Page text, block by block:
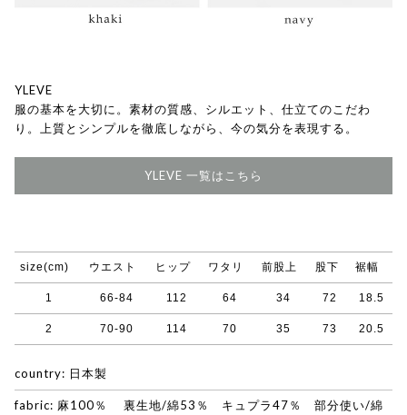
YLEVE
服の基本を大切に。素材の質感、シルエット、仕立てのこだわ
り。上質とシンプルを徹底しながら、今の気分を表現する。
YLEVE 一覧はこちら
size(cm) ウエスト ヒップ ワタリ 前股上 股下 裾幅
1 66-84 112 64 34 72 18.5
2 70-90 114 70 35 73 20.5
country: 日本製
fabric: 麻100％ 裏生地/綿53％ キュプラ47％ 部分使い/綿